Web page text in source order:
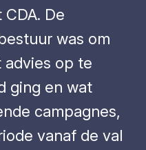
De
was om
op te
ging en wat
campagnes,
vanaf de val